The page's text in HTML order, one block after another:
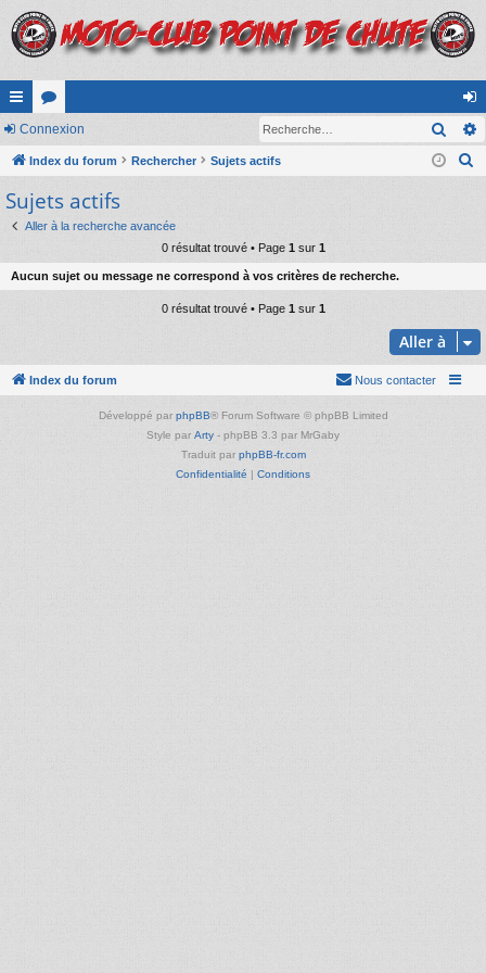
cc
ès
ra
pi
or
u
m
s
on
ne
Connexion
Index du forum Rechercher Sujets actifs
h
e
Sujets actifs
Aller à la recherche avancée
0 résultat trouvé • Page 1sur 1
Aucun sujet ou message ne correspond à vos critères de recherche.
0 résultat trouvé • Page 1 sur 1
Aller à
Index du forum Nous contacter
Développé par phpBB® Forum Software © phpBB Limited
Style par Arty - phpBB 3.3 par MrGaby
Traduit par phpBB-fr.com
Confidentialité | Conditions